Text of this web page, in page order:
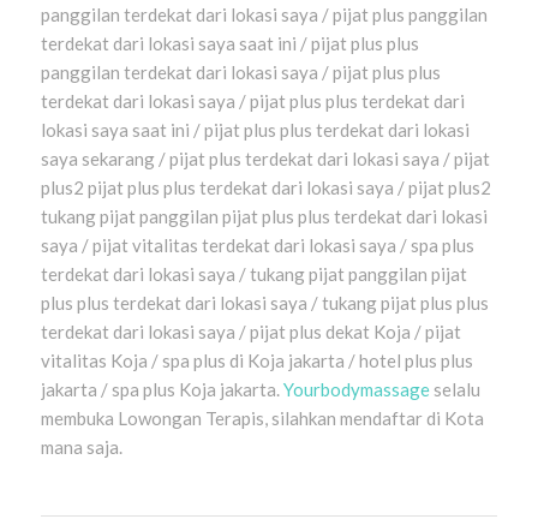
panggilan terdekat dari lokasi saya / pijat plus panggilan
terdekat dari lokasi saya saat ini / pijat plus plus
panggilan terdekat dari lokasi saya / pijat plus plus
terdekat dari lokasi saya / pijat plus plus terdekat dari
lokasi saya saat ini / pijat plus plus terdekat dari lokasi
saya sekarang / pijat plus terdekat dari lokasi saya / pijat
plus2 pijat plus plus terdekat dari lokasi saya / pijat plus2
tukang pijat panggilan pijat plus plus terdekat dari lokasi
saya / pijat vitalitas terdekat dari lokasi saya / spa plus
terdekat dari lokasi saya / tukang pijat panggilan pijat
plus plus terdekat dari lokasi saya / tukang pijat plus plus
terdekat dari lokasi saya / pijat plus dekat Koja / pijat
vitalitas Koja / spa plus di Koja jakarta / hotel plus plus
jakarta / spa plus Koja jakarta.Yourbodymassageselalu
membuka Lowongan Terapis, silahkan mendaftar di Kota
mana saja.